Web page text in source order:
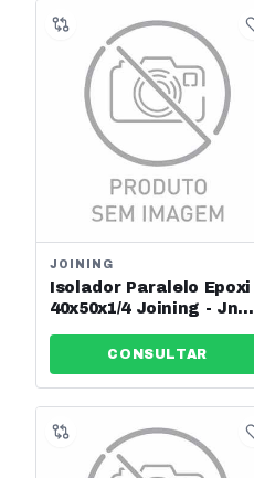
JOINING
Isolador Paralelo Epoxi
40x50x1/4 Joining - Jng -
CONSULTAR